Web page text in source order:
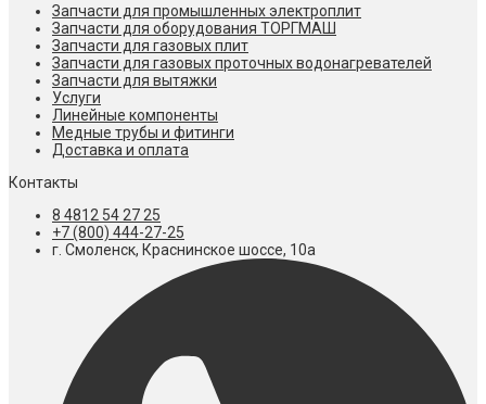
Запчасти для промышленных электроплит
Запчасти для оборудования ТОРГМАШ
Запчасти для газовых плит
Запчасти для газовых проточных водонагревателей
Запчасти для вытяжки
Услуги
Линейные компоненты
Медные трубы и фитинги
Доставка и оплата
Контакты
8 4812 54 27 25
+7 (800) 444-27-25
г. Смоленск, Краснинское шоссе, 10а